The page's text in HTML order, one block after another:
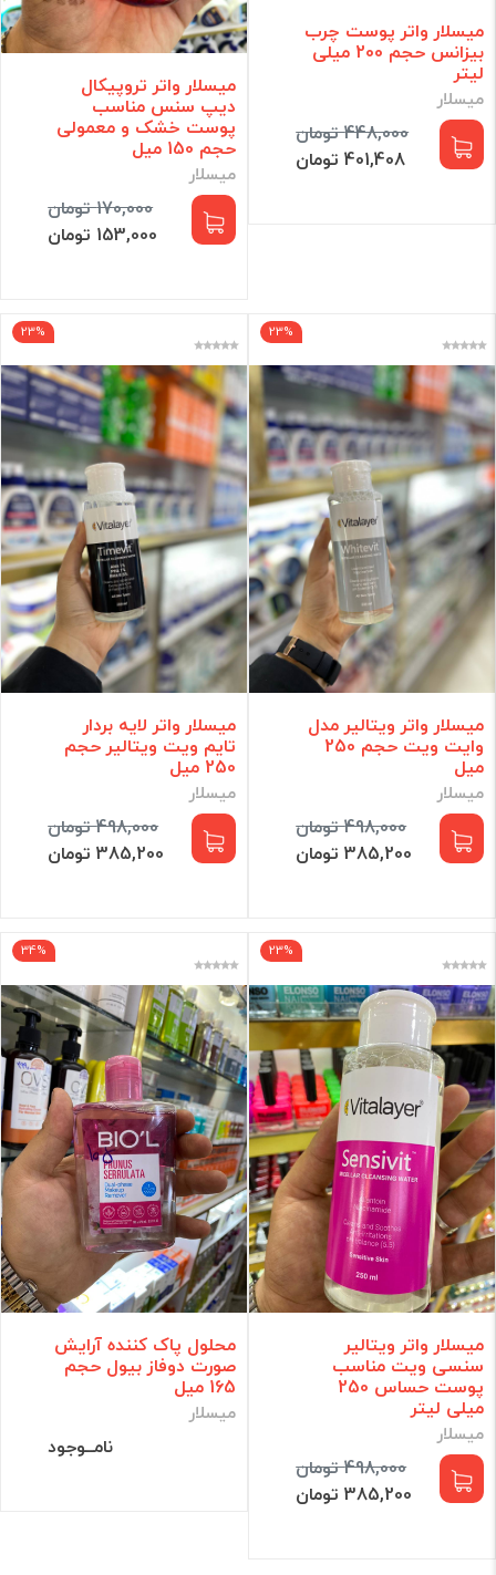
میسلار واتر پوست چرب
بیزانس حجم 200 میلی
لیتر
میسلار
448,000 تومان
401,408 تومان
میسلار واتر تروپیکال
دیپ سنس مناسب
پوست خشک و معمولی
حجم 150 میل
میسلار
170,000 تومان
153,000 تومان
23%
میسلار واتر ویتالیر مدل
وایت ویت حجم 250
میل
میسلار
498,000 تومان
385,200 تومان
23%
میسلار واتر لایه بردار
تایم ویت ویتالیر حجم
250 میل
میسلار
498,000 تومان
385,200 تومان
23%
میسلار واتر ویتالیر
سنسی ویت مناسب
پوست حساس 250
میلی لیتر
میسلار
498,000 تومان
385,200 تومان
34%
محلول پاک کننده آرایش
صورت دوفاز بیول حجم
165 میل
میسلار
نامــوجود